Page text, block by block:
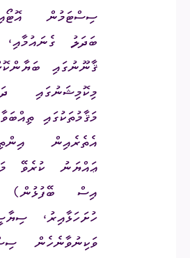
ސިސްޓަމުން
ބަދަލު
ޤާނޫނުގައި
މިކޮމިޝަނުގައި
މަޤާމުތަކުގައި
އެތެރެއިން
ޢައްޔަނު ކުރެވޭ
އިސް ބޭފުޅުން)
ހުށަހަޅާއިރު،
ވަކިނުވާނެހެން